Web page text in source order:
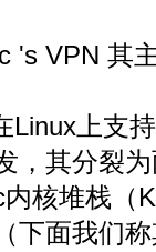
VPN 其
上支
，其分裂
核堆栈（
下面我们